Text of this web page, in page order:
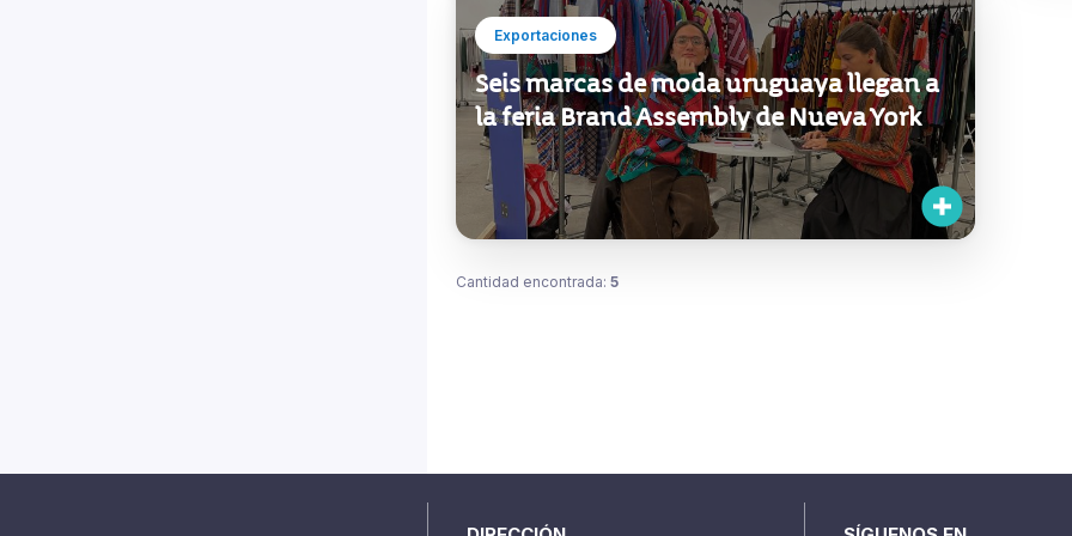
Exportaciones
Seis marcas de moda uruguaya llegan a
la feria Brand Assembly de Nueva York